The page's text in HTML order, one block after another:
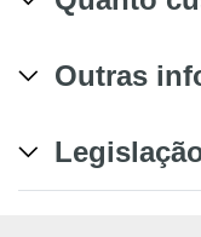
Outras